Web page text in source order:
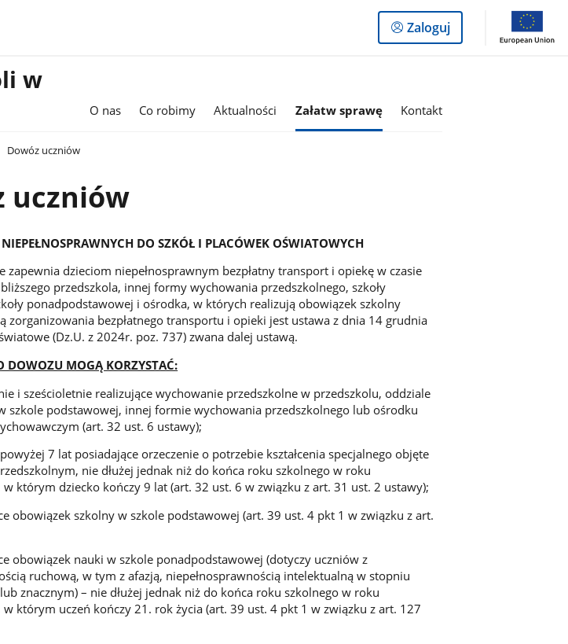
Logowanie
do
Zaloguj
w
O nas Co robimy Aktualności Załatw sprawę Kontakt
Dowóz uczniów
uczniów
DO SZKÓŁ I PLACÓWEK OŚWIATOWYCH
zapewnia dzieciom niepełnosprawnym bezpłatny transport i opiekę w czasie
przedszkola, innej formy wychowania przedszkolnego, szkoły
ponadpodstawowej i ośrodka, w których realizują obowiązek szkolny
zorganizowania bezpłatnego transportu i opieki jest ustawa z dnia 14 grudnia
(Dz.U. z 2024r. poz. 737) zwana dalej ustawą.
DOWOZU MOGĄ KORZYSTAĆ:
i sześcioletnie realizujące wychowanie przedszkolne w przedszkolu, oddziale
szkole podstawowej, innej formie wychowania przedszkolnego lub ośrodku
(art. 32 ust. 6 ustawy);
7 lat posiadające orzeczenie o potrzebie kształcenia specjalnego objęte
nie dłużej jednak niż do końca roku szkolnego w roku
którym dziecko kończy 9 lat (art. 32 ust. 6 w związku z art. 31 ust. 2 ustawy);
obowiązek szkolny w szkole podstawowej (art. 39 ust. 4 pkt 1 w związku z art.
obowiązek nauki w szkole ponadpodstawowej (dotyczy uczniów z
ruchową, w tym z afazją, niepełnosprawnością intelektualną w stopniu
znacznym) – nie dłużej jednak niż do końca roku szkolnego w roku
którym uczeń kończy 21. rok życia (art. 39 ust. 4 pkt 1 w związku z art. 127